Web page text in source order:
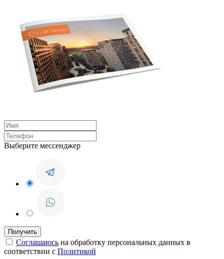
Выберите мессенджер
Соглашаюсь на обработку персональных данных в
соответствии с Политикой